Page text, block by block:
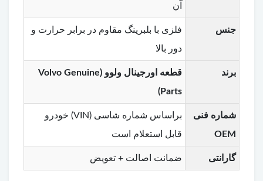
آن
جنس
فلزی با بلبرینگ مقاوم در برابر حرارت و
دور بالا
برند
قطعه اورجینال ولوو (Volvo Genuine
Parts)
شماره فنی
OEM
براساس شماره شاسی (VIN) خودرو
قابل استعلام است
گارانتی ضمانت اصالت + تعویض